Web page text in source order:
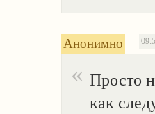
Анонимно
Просто
как